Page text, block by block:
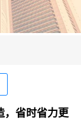
省时省力更